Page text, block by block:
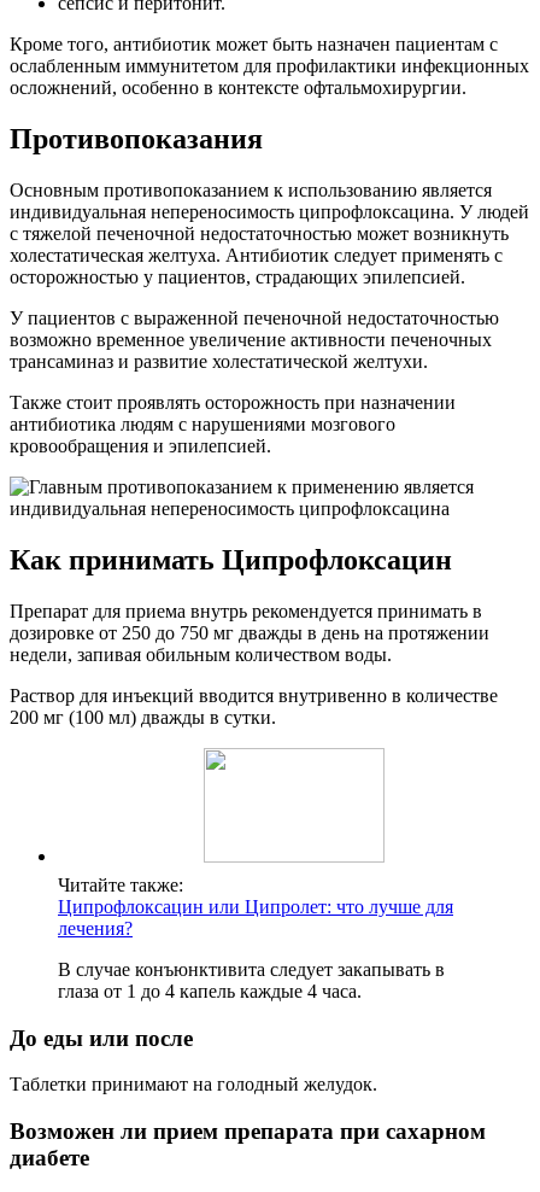
Кроме того, антибиотик может быть назначен пациентам с
ослабленным иммунитетом для профилактики инфекционных
осложнений, особенно в контексте офтальмохирургии.
Противопоказания
Основным противопоказанием к использованию является
индивидуальная непереносимость ципрофлоксацина. У людей
с тяжелой печеночной недостаточностью может возникнуть
холестатическая желтуха. Антибиотик следует применять с
осторожностью у пациентов, страдающих эпилепсией.
У пациентов с выраженной печеночной недостаточностью
возможно временное увеличение активности печеночных
трансаминаз и развитие холестатической желтухи.
Также стоит проявлять осторожность при назначении
антибиотика людям с нарушениями мозгового
кровообращения и эпилепсией.
Как принимать Ципрофлоксацин
Препарат для приема внутрь рекомендуется принимать в
дозировке от 250 до 750 мг дважды в день на протяжении
недели, запивая обильным количеством воды.
Раствор для инъекций вводится внутривенно в количестве
200 мг (100 мл) дважды в сутки.
Читайте также:
Ципрофлоксацин или Ципролет: что лучше для
лечения?
В случае конъюнктивита следует закапывать в
глаза от 1 до 4 капель каждые 4 часа.
До еды или после
Таблетки принимают на голодный желудок.
Возможен ли прием препарата при сахарном
диабете